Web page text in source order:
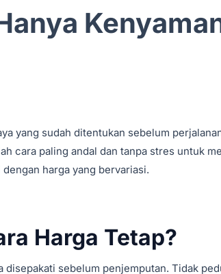
yang sudah ditentukan sebelum
cara paling andal dan tanpa stres untuk
harga yang bervariasi.
Harga Tetap?
sebelum penjemputan. Tidak